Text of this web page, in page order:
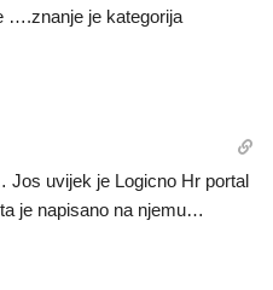
….znanje je kategorija
uvijek je Logicno Hr portal
je napisano na njemu…